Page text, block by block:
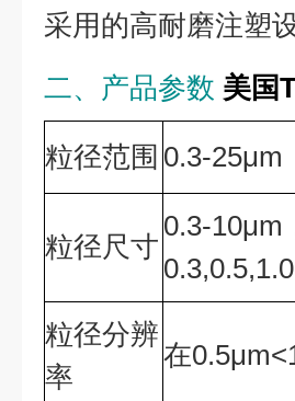
采用的高耐磨注塑
二、产品参数 美国
粒径范围 0.3-25μm
粒径尺寸
0.3-10μm
粒径分辨
率
在